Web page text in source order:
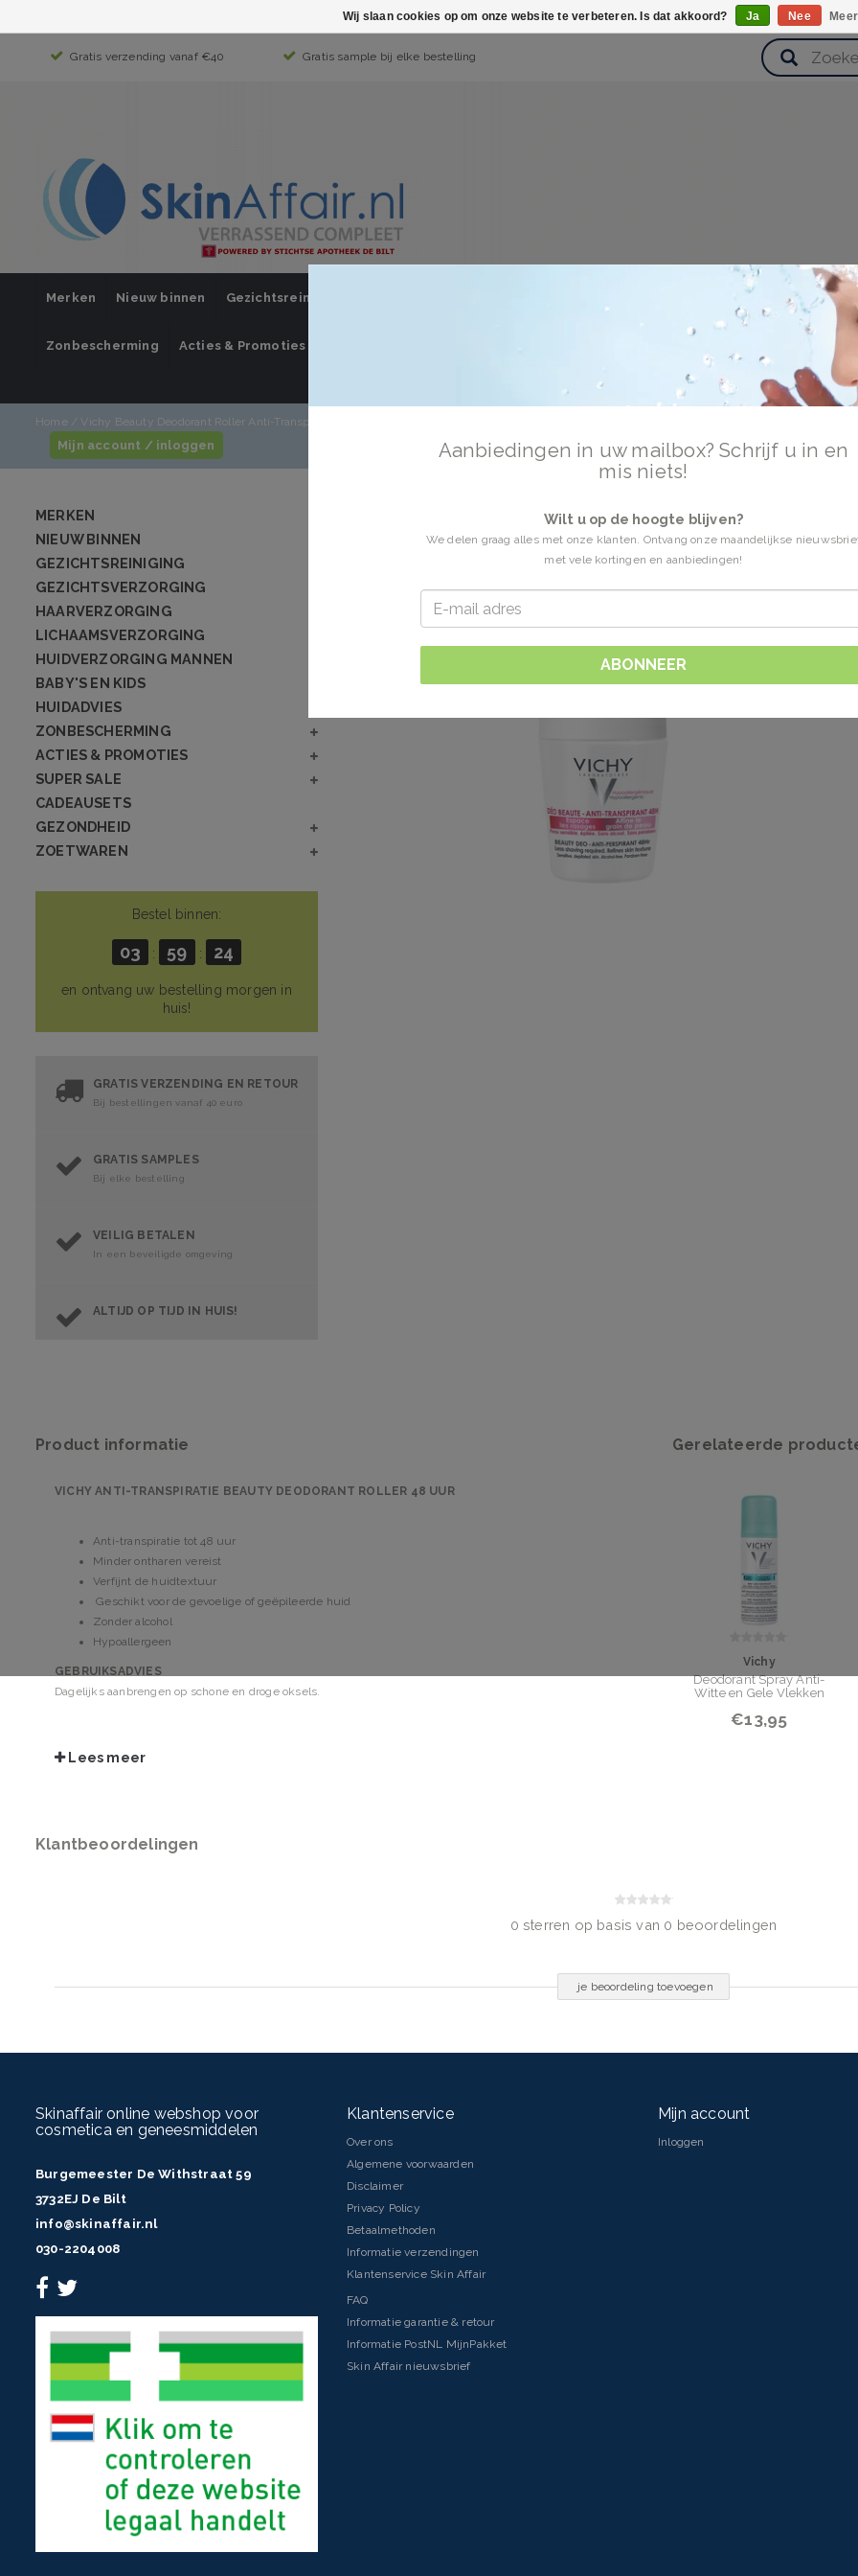
Gratis verzending vanaf €40 Gratis sample bij elke bestelling
Merken Nieuw binnen Gezichtsreiniging Lichaamsverzorging
Zonbescherming Acties & Promoties
Home/ Vichy Beauty Deodorant Roller Anti-Transpiratie 48 uur
Mijn account / inloggen
MERKEN
NIEUW BINNEN
GEZICHTSREINIGING
GEZICHTSVERZORGING
HAARVERZORGING
LICHAAMSVERZORGING
HUIDVERZORGING MANNEN
BABY'S EN KIDS
HUIDADVIES
ZONBESCHERMING
ACTIES & PROMOTIES
SUPER SALE
CADEAUSETS
GEZONDHEID
ZOETWAREN
Bestel binnen:
03 : 59 : 23
en ontvang uw bestelling morgen in
huis!
GRATIS VERZENDING EN RETOUR
Bij bestellingen vanaf 40 euro
GRATIS SAMPLES
Bij elke bestelling
VEILIG BETALEN
In een beveiligde omgeving
ALTIJD OP TIJD IN HUIS!
Product informatie
VICHY ANTI-TRANSPIRATIE BEAUTY DEODORANT ROLLER 48 UUR
Anti-transpiratie tot 48 uur
Minder ontharen vereist
Verfijnt de huidtextuur
Geschikt voor de gevoelige of geëpileerde huid
Zonder alcohol
Hypoallergeen
GEBRUIKSADVIES
Dagelijks aanbrengen op schone en droge oksels.
50 ml
Lees meer
Gerelateerde
Vichy
Deodorant Spray Anti-
Witte en Gele Vlekken
€13,95
Klantbeoordelingen
0 sterren op basis van 0 beoordelingen
je beoordeling toevoegen
Skinaffair online webshop voor
cosmetica en geneesmiddelen
Burgemeester De Withstraat 59
3732EJ De Bilt
info@skinaffair.nl
030-2204008
Klantenservice
Over ons
Algemene voorwaarden
Disclaimer
Privacy Policy
Betaalmethoden
Informatie verzendingen
Klantenservice Skin Affair
FAQ
Informatie garantie & retour
Informatie PostNL MijnPakket
Skin Affair nieuwsbrief
Mijn account
Inloggen
Aanbiedingen in uw mailbox? Schrijf u in en
mis niets!
Wilt u op de hoogte blijven?
We delen graag alles met onze klanten. Ontvang onze maandelijkse
met vele kortingen en aanbiedingen!
ABONNEER
Wij slaan cookies op om onze website te verbeteren. Is dat akkoord? Ja Nee